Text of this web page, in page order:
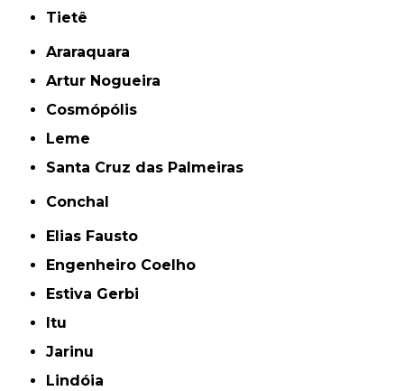
Tietê
Araraquara
Artur Nogueira
Cosmópólis
Leme
Santa Cruz das Palmeiras
Conchal
Elias Fausto
Engenheiro Coelho
Estiva Gerbi
Itu
Jarinu
Lindóia